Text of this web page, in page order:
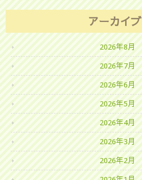
アーカイブ
2026年8月
2026年7月
2026年6月
2026年5月
2026年4月
2026年3月
2026年2月